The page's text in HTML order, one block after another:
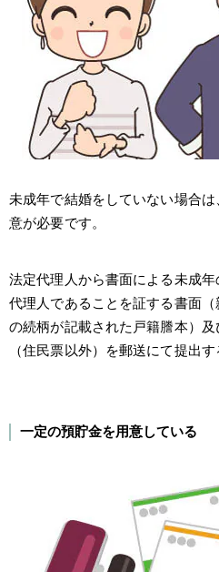
未成年で結婚をしていない場合
意が必要です。
法定代理人から書面による未成
代理人であることを証する書面
の続柄が記載された戸籍謄本）
（住民票以外）を郵送にて提出す
一定の預貯金を用意している